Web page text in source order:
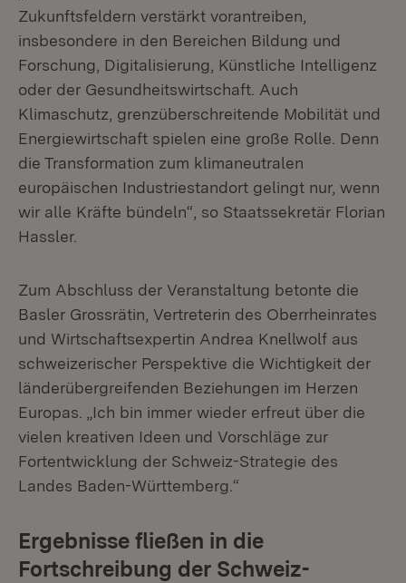
Zukunftsfeldern verstärkt vorantreiben,
insbesondere in den Bereichen Bildung und
Forschung, Digitalisierung, Künstliche Intelligenz
oder der Gesundheitswirtschaft. Auch
Klimaschutz, grenzüberschreitende Mobilität und
Energiewirtschaft spielen eine große Rolle. Denn
die Transformation zum klimaneutralen
europäischen Industriestandort gelingt nur, wenn
wir alle Kräfte bündeln“, so Staatssekretär Florian
Hassler.
Zum Abschluss der Veranstaltung betonte die
Basler Grossrätin, Vertreterin des Oberrheinrates
und Wirtschaftsexpertin Andrea Knellwolf aus
schweizerischer Perspektive die Wichtigkeit der
länderübergreifenden Beziehungen im Herzen
Europas. „Ich bin immer wieder erfreut über die
vielen kreativen Ideen und Vorschläge zur
Fortentwicklung der Schweiz-Strategie des
Landes Baden-Württemberg.“
Ergebnisse fließen in die
Fortschreibung der Schweiz-